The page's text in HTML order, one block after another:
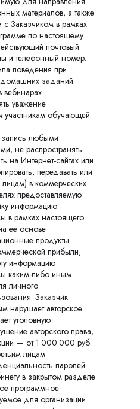
материалов, а также
с Заказчиком в рамках
по настоящему
почтовый
и телефонный номер.
поведения при
домашних заданий
вебинарах
уважение
участникам обучающей
запись любыми
не распространять
на Интернет-сайтах или
передавать или
лицам) в коммерческих
предоставляемую
информацию
в рамках настоящего
ее основе
продукты
прибыли,
информацию
каким-либо иным
личного
Заказчик
нарушает авторское
уголовную
авторского права,
— от 1 000 000 руб.
лицам
паролей
в закрытом разделе
программное
для организации